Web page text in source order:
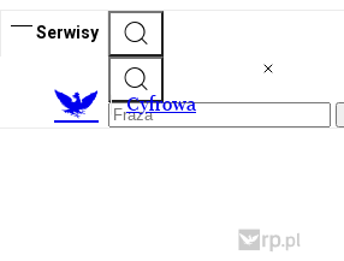
Serwisy
Cyfrowa